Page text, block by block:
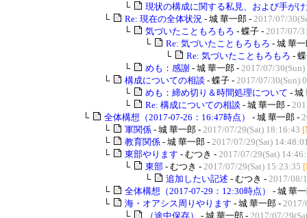
└
現状の構成に関する私見、および手が
└
Re: 現在の全体状況 - 城 華一郎 - 2017/07/
└
気づいたこともろもろ - 蝶子 - 2017/07/
└
Re: 気づいたこともろもろ - 城 華
└
Re: 気づいたこともろもろ -
└
めも：感謝 - 城 華一郎 - 2017/07/
└
構成についての相談 - 蝶子 - 2017/07/30(Sun)
└
めも：締め切り＆時間処理について - 城
└
Re: 構成についての相談 - 城 華一郎 -
└
全体構想（2017-07-26：16:47時点） - 城 華一郎 -
└
軍関係 - 城 華一郎 - 2017/07/29(Sat) 18:16:43
└
教育関係 - 城 華一郎 - 2017/07/29(Sat)
└
東部やります - むつき - 2017/07/29(Sat)
└
東部 - むつき - 2017/07/29(Sat) 15:23:35
└
追加したい記述 - むつき - 2017/08/
└
全体構想（2017-07-29：12:30時点）
- 城 華
└
海・オアシス周りやります - 城 華一郎 - 2017/
└
（途中保存） - 城 華一郎 - 2017/07/